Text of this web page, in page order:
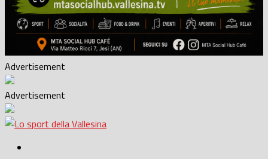
Advertisement
Advertisement